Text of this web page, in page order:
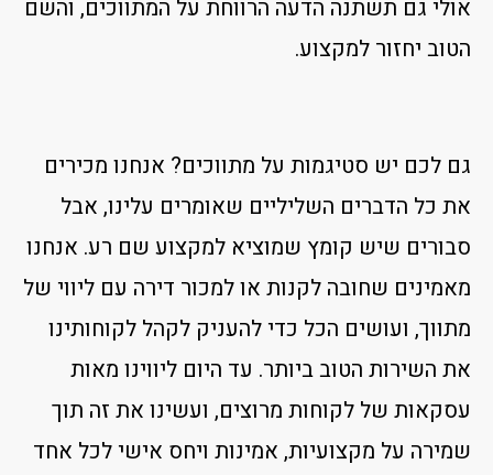
אולי גם תשתנה הדעה הרווחת על המתווכים, והשם
הטוב יחזור למקצוע.
גם לכם יש סטיגמות על מתווכים? אנחנו מכירים
את כל הדברים השליליים שאומרים עלינו, אבל
סבורים שיש קומץ שמוציא למקצוע שם רע. אנחנו
מאמינים שחובה לקנות או למכור דירה עם ליווי של
מתווך, ועושים הכל כדי להעניק לקהל לקוחותינו
את השירות הטוב ביותר. עד היום ליווינו מאות
עסקאות של לקוחות מרוצים, ועשינו את זה תוך
שמירה על מקצועיות, אמינות ויחס אישי לכל אחד